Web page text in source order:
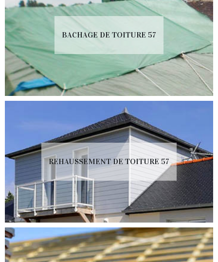
BACHAGE DE TOITURE 57
REHAUSSEMENT DE TOITURE 57